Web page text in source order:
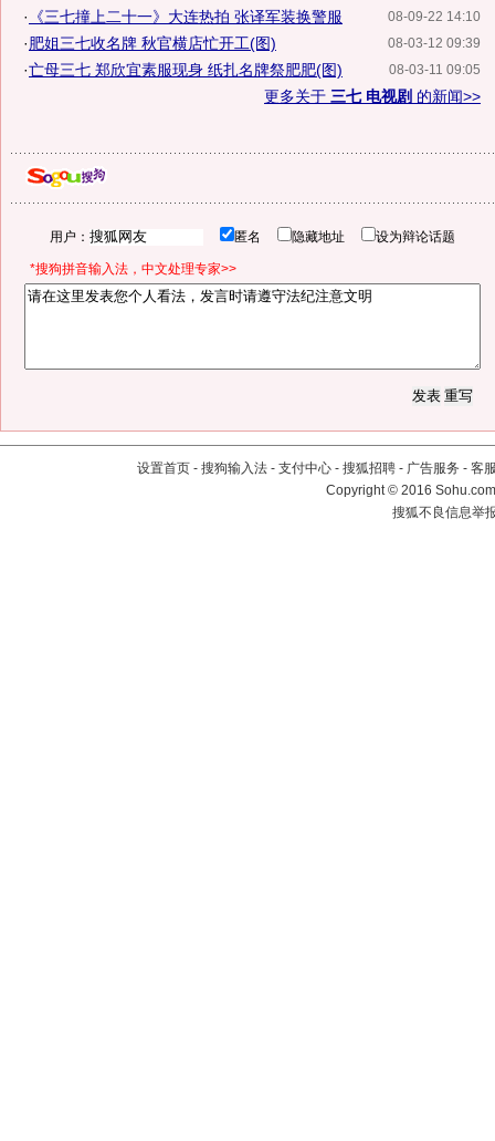
08-09-22 14:10
· 《三七撞上二十一》大连热拍 张译军装换警服
08-03-12 09:39
·肥姐三七收名牌 秋官横店忙开工(图)
08-03-11 09:05
·亡母三七 郑欣宜素服现身 纸扎名牌祭肥肥(图)
更多关于 三七 电视剧 的新闻>>
用户： 匿名 隐藏地址 设为辩论话题
*搜狗拼音输入法，中文处理专家>>
设置首页 - 搜狗输入法 - 支付中心 - 搜狐招聘 - 广告服务 - 客
Copyright©2016
搜狐不良信息举